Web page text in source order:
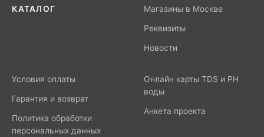
КАТАЛОГ Магазины в Москве
Реквизиты
Новости
Условия оплаты
Гарантия и возврат
Политика обработки
персональных данных
Онлайн карты TDS и PH
воды
Анкета проекта